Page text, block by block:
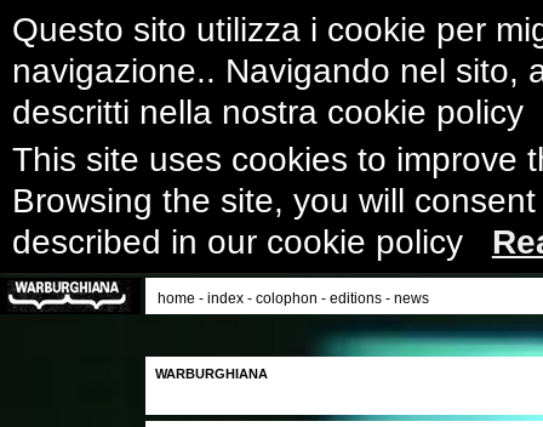
Questo sito utilizza i cookie per
navigazione.. Navigando nel sito,
descritti nella nostra cookie
This site uses cookies to improve
Browsing the site, you will
described in our cookie policy
home - index - colophon - editions - news
WARBURGHIANA